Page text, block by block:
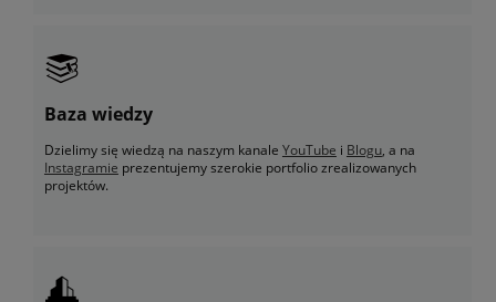
Baza wiedzy
Dzielimy się wiedzą na naszym kanale YouTube i Blogu, a na
Instagramie prezentujemy szerokie portfolio zrealizowanych
projektów.